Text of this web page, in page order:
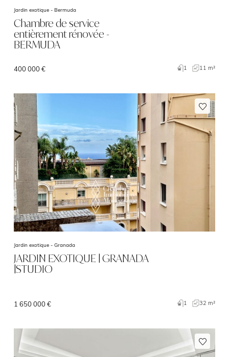
Jardin exotique - Bermuda
Chambre de service
entièrement rénovée -
BERMUDA
400 000 € 1 11 m²
Jardin exotique - Granada
JARDIN EXOTIQUE | GRANADA
|STUDIO
1 650 000 € 1 32 m²